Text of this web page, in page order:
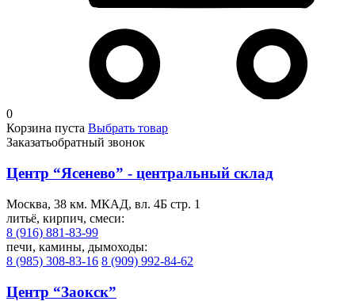
0
Корзина пуста Выбрать товар
Заказатьобратный звонок
Центр “Ясенево” - центральный склад
Москва, 38 км. МКАД, вл. 4Б стр. 1
литьё, кирпич, смеси:
8 (916) 881-83-99
печи, камины, дымоходы:
8 (985) 308-83-16 8 (909) 992-84-62
Центр “Заокск”